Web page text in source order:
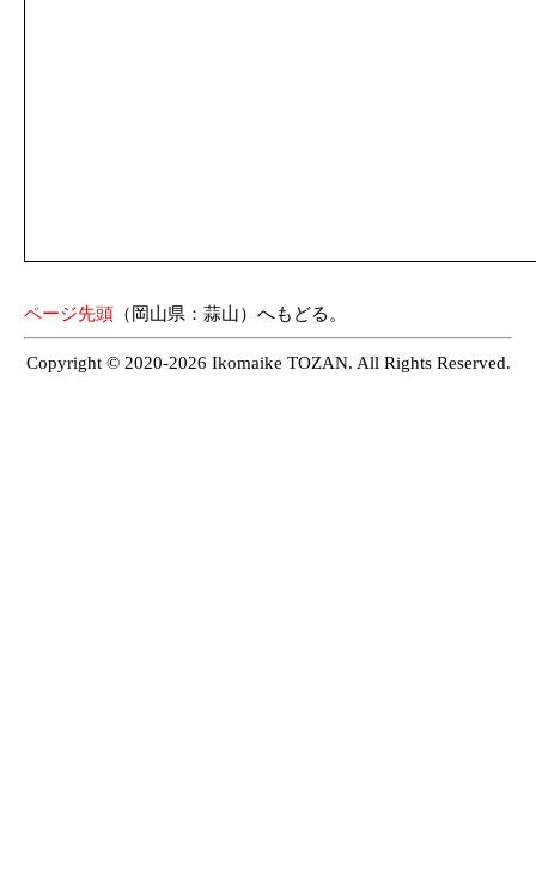
ページ先頭 （岡山県：蒜山）へもどる。
Copyright © 2020-2026 Ikomaike TOZAN. All Rights Reserved.